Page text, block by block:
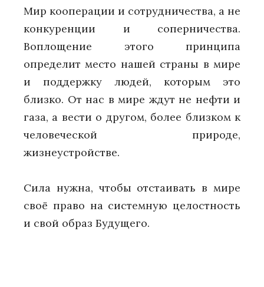
Мир кооперации и сотрудничества, а не
конкуренции и соперничества.
Воплощение этого принципа
определит место нашей страны в мире
и поддержку людей, которым это
близко. От нас в мире ждут не нефти и
газа, а вести о другом, более близком к
человеческой природе,
жизнеустройстве.
Сила нужна, чтобы отстаивать в мире
своё право на системную целостность
и свой образ Будущего.